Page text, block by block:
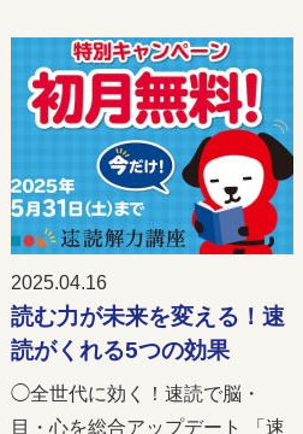
2025.04.16
読む力が未来を変える！速
読がくれる5つの効果
◯全世代に効く！速読で脳・
目・心を総合アップデート 「速